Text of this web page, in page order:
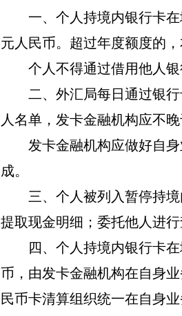
一、个人持境内银行卡
元人民币。超过年度额度的
个人不得通过借用他人
二、外汇局每日通过银
人名单，发卡金融机构应不
发卡金融机构应做好自
成。
三、个人被列入暂停持
提取现金明细；委托他人进
四、个人持境内银行卡
币，由发卡金融机构在自身
民币卡清算组织统一在自身业